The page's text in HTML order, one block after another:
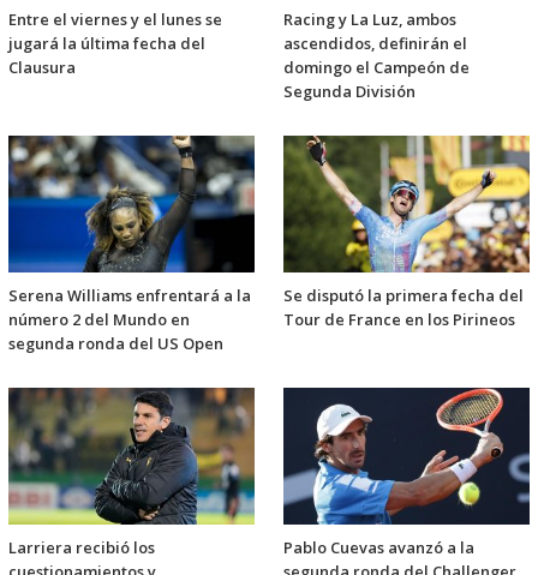
Entre el viernes y el lunes se
jugará la última fecha del
Clausura
Racing y La Luz, ambos
ascendidos, definirán el
domingo el Campeón de
Segunda División
Serena Williams enfrentará a la
número 2 del Mundo en
segunda ronda del US Open
Se disputó la primera fecha del
Tour de France en los Pirineos
Larriera recibió los
Pablo Cuevas avanzó a la